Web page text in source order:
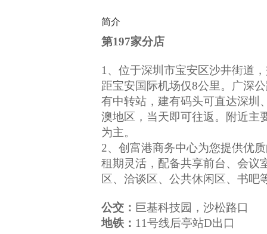
简介
第197家分店
1、位于深圳市宝安区沙井街道
距宝安国际机场仅8公里。广深
有中转站，建有码头可直达深圳
澳地区，当天即可往返。附近主
为主。
2、创富港商务中心为您提供优
租期灵活，配备共享前台、会议
区、洽谈区、公共休闲区、书吧
公交： 巨基科技园，沙松路口
地铁： 11号线后亭站D出口